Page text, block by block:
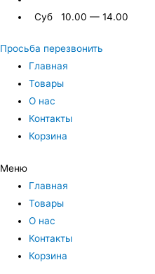
Суб 10.00 — 14.00
Просьба перезвонить
Главная
Товары
О нас
Контакты
Корзина
Меню
Главная
Товары
О нас
Контакты
Корзина